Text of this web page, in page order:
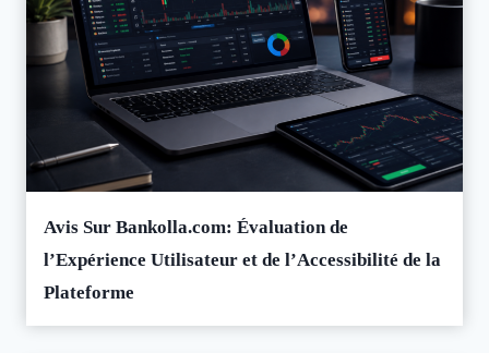
Avis Sur Bankolla.com: Évaluation de
l’Expérience Utilisateur et de l’Accessibilité de la
Plateforme